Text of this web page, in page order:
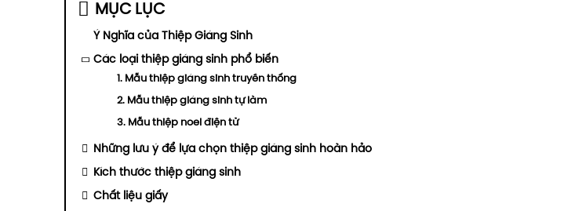
MỤC LỤC
Ý Nghĩa của Thiệp Giáng Sinh
Các loại thiệp giáng sinh phổ biến
1. Mẫu thiệp giáng sinh truyền thống
2. Mẫu thiệp giáng sinh tự làm
3. Mẫu thiệp noel điện tử
Những lưu ý để lựa chọn thiệp giáng sinh hoàn hảo
Kích thước thiệp giáng sinh
Chất liệu giấy